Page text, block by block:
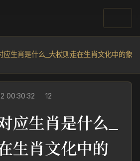
应生肖是什么_大杖则走在生肖文化中的象
00:30:32 12
应生肖是什么_
生肖文化中的